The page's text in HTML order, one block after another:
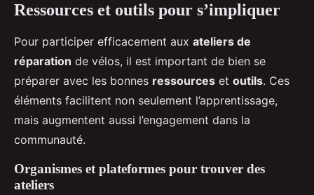
Ressources et outils pour s’impliquer
Pour participer efficacement aux ateliers de
réparation de vélos, il est important de bien se
préparer avec les bonnes ressources et outils. Ces
éléments facilitent non seulement l’apprentissage,
mais augmentent aussi l’engagement dans la
communauté.
Organismes et plateformes pour trouver des
ateliers